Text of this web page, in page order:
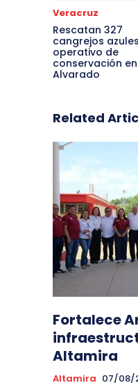
Veracruz
Rescatan 327
cangrejos
operativo de
conservación en
Alvarado
Related
Fortalece
Altamira
Altamira 07/08/